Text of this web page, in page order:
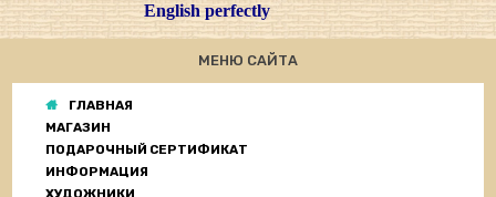
English perfectly
МЕНЮ САЙТА
ГЛАВНАЯ
МАГАЗИН
ПОДАРОЧНЫЙ СЕРТИФИКАТ
ИНФОРМАЦИЯ
ХУДОЖНИКИ